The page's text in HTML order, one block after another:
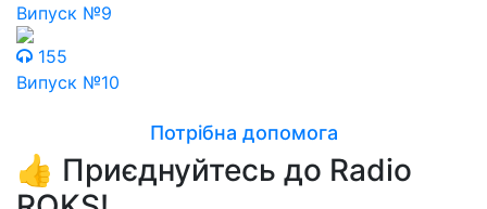
Випуск №9
155
Випуск №10
Потрібна допомога
👍 Приєднуйтесь до Radio